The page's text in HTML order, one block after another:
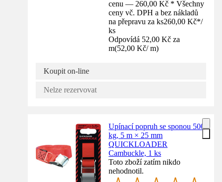
cenu — 260,00 Kč * Všechny
ceny vč. DPH a bez nákladů
na přepravu za ks260,00 Kč*/
ks
Odpovídá 52,00 Kč za
m(52,00 Kč/ m)
Koupit on-line
Nelze rezervovat
Upínací popruh se sponou 500
kg, 5 m × 25 mm
QUICKLOADER
Cambuckle, 1 ks
Toto zboží zatím nikdo
nehodnotil.